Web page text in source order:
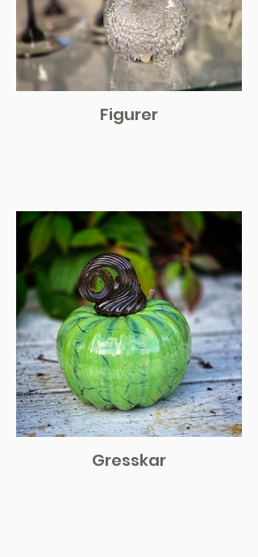
Figurer
Gresskar